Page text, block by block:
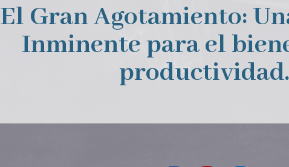
El Gran Agotamiento:
Inminente para el
productividad.